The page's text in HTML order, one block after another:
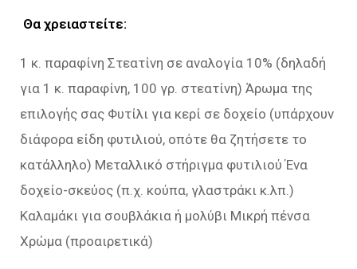
Θα χρειαστείτε:
1 κ. παραφίνη Στεατίνη σε αναλογία 10% (δηλαδή
για 1 κ. παραφίνη, 100 γρ. στεατίνη) Άρωμα της
επιλογής σας Φυτίλι για κερί σε δοχείο (υπάρχουν
διάφορα είδη φυτιλιού, οπότε θα ζητήσετε το
κατάλληλο) Μεταλλικό στήριγμα φυτιλιού Ένα
δοχείο-σκεύος (π.χ. κούπα, γλαστράκι κ.λπ.)
Καλαμάκι για σουβλάκια ή μολύβι Μικρή πένσα
Χρώμα (προαιρετικά)